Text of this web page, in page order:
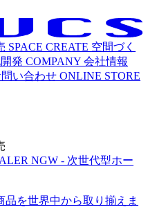
SPACE CREATE 空間づく
発 COMPANY 会社情報
問い合わせ ONLINE STORE
NGW - 次世代型ホー
品を世界中から取り揃えま